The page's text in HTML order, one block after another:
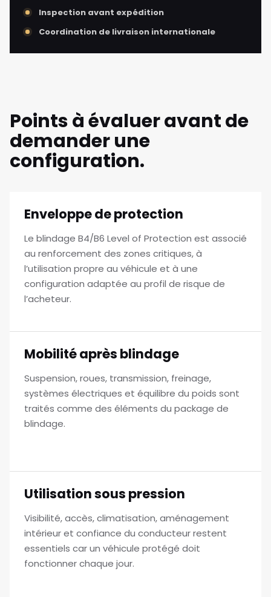
Inspection avant expédition
Coordination de livraison internationale
Points à évaluer avant de
demander une
configuration.
Enveloppe de protection
Le blindage B4/B6 Level of Protection est associé
au renforcement des zones critiques, à
l’utilisation propre au véhicule et à une
configuration adaptée au profil de risque de
l’acheteur.
Mobilité après blindage
Suspension, roues, transmission, freinage,
systèmes électriques et équilibre du poids sont
traités comme des éléments du package de
blindage.
Utilisation sous pression
Visibilité, accès, climatisation, aménagement
intérieur et confiance du conducteur restent
essentiels car un véhicule protégé doit
fonctionner chaque jour.